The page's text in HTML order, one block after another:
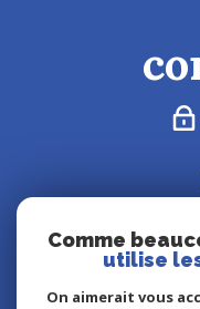
Comme
utilise
On aimerait vous